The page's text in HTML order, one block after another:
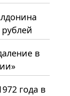
в
года в